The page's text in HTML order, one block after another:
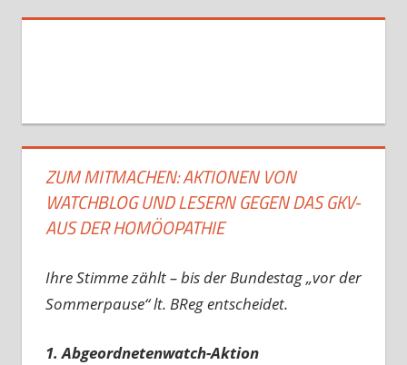
ZUM MITMACHEN: AKTIONEN VON
WATCHBLOG UND LESERN GEGEN DAS GKV-
AUS DER HOMÖOPATHIE
Ihre Stimme zählt – bis der Bundestag „vor der
Sommerpause“ lt. BReg entscheidet.
1. Abgeordnetenwatch-Aktion